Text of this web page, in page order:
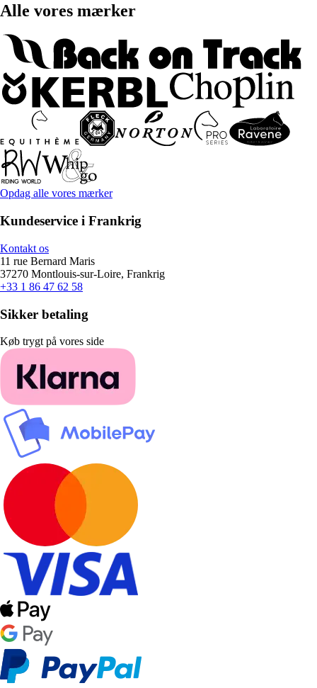
Alle vores mærker
Opdag alle vores mærker
Kundeservice i Frankrig
Kontakt os
11 rue Bernard Maris
37270 Montlouis-sur-Loire, Frankrig
+33 1 86 47 62 58
Sikker betaling
Køb trygt på vores side